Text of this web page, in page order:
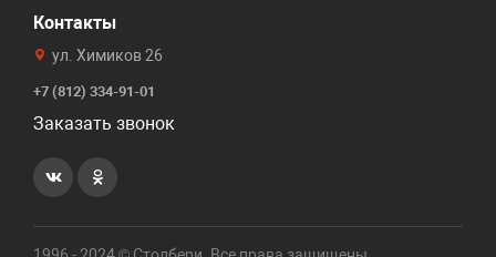
Контакты
ул. Химиков 26
+7 (812) 334-91-01
Заказать звонок